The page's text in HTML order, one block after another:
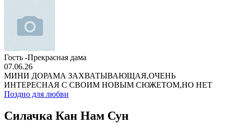
Гость -Прекрасная дама
07.06.26
МИНИ ДОРАМА ЗАХВАТЫВАЮЩАЯ,ОЧЕНЬ
ИНТЕРЕСНАЯ С СВОИМ НОВЫМ СЮЖЕТОМ,НО НЕТ
Поздно для любви
Силачка Кан Нам Сун